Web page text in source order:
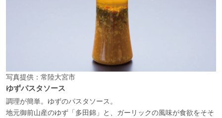
写真提供：常陸大宮市
ゆずパスタソース
調理が簡単。ゆずのパスタソース。
地元御前山産のゆず「多田錦」と、ガーリックの風味が食欲をそそ